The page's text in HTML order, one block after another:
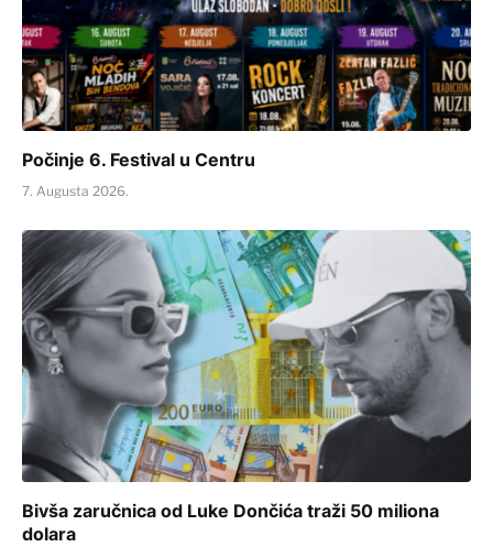
Počinje 6. Festival u Centru
7. Augusta 2026.
Bivša zaručnica od Luke Dončića traži 50 miliona
dolara